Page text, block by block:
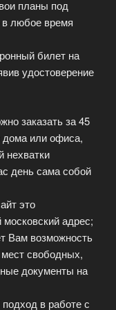
планы под
в любое время
билет на
удостоверение
заказать за 45
дома или офиса,
нехватки
день сама собой
это
адрес;
Вам возможность
свободных,
документы на
в работе с